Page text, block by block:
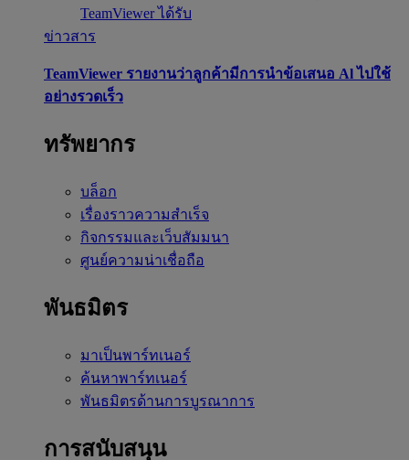
TeamViewer ได้รับ
ข่าวสาร
TeamViewer รายงานว่าลูกค้ามีการนำข้อเสนอ Al ไปใช้
อย่างรวดเร็ว
ทรัพยากร
บล็อก
เรื่องราวความสำเร็จ
กิจกรรมและเว็บสัมมนา
ศูนย์ความน่าเชื่อถือ
พันธมิตร
มาเป็นพาร์ทเนอร์
ค้นหาพาร์ทเนอร์
พันธมิตรด้านการบูรณาการ
การสนับสนุน